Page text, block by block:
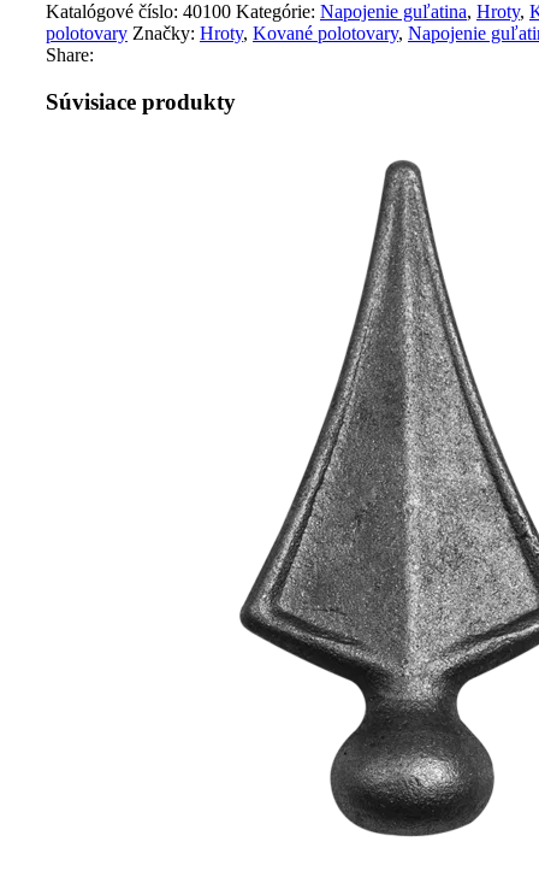
Katalógové číslo: 40100 Kategórie: Napojenie guľatina, Hroty,
polotovary Značky: Hroty, Kované polotovary, Napojenie
Share:
Súvisiace produkty